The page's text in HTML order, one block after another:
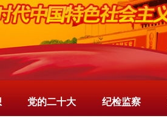
党的二十大 纪检监察